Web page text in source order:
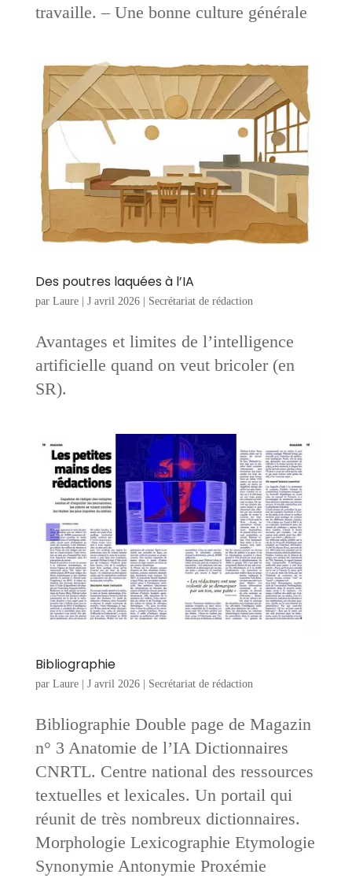
travaille. – Une bonne culture générale
Des poutres laquées à l’IA
par Laure| J avril 2026| Secrétariat de rédaction
Avantages et limites de l’intelligence
artificielle quand on veut bricoler (en
SR).
Bibliographie
par Laure| J avril 2026| Secrétariat de rédaction
Bibliographie Double page de Magazin
n° 3 Anatomie de l’IA Dictionnaires
CNRTL. Centre national des ressources
textuelles et lexicales. Un portail qui
réunit de très nombreux dictionnaires.
Morphologie Lexicographie Etymologie
Synonymie Antonymie Proxémie